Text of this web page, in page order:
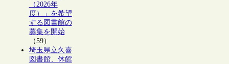
（2026年
度）」を希望
する図書館の
募集を開始
（59）
埼玉県立久喜
図書館、休館